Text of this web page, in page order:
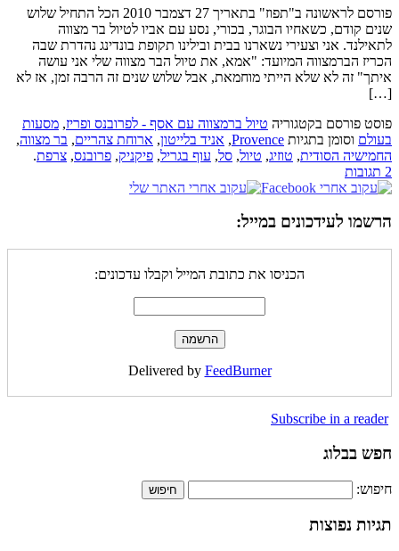
פורסם לראשונה ב"תפוז" בתאריך 27 דצמבר 2010 הכל התחיל שלוש
שנים קודם, כשאחיו הבוגר, בכורי, נסע עם אביו לטיול בר מצווה
לתאילנד. אני וצעירי נשארנו בבית ובילינו תקופת בונדינג נהדרת שבה
הכריז הברמצווה המיועד: "אמא, את טיול הבר מצווה שלי אני עושה
איתך" זה לא שלא הייתי מוחמאת, אבל שלוש שנים זה הרבה זמן, אז לא
[…]
פוסט פורסם בקטגוריהטיול ברמצווה עם אסף - לפרובנס ופריז,מסעות
בעולםוסומן בתגיותProvence
,אניד בלייטון,ארוחת צהריים,בר מצווה,
החמישיה הסודית,טוזיג,טיול,סל,עוף בגריל,פיקניק,פרובנס,צרפת.
הרשמו לעידכונים במייל:
הכניסו את כתובת המייל וקבלו עדכונים:
Delivered byFeedBurner
Subscribe in a reader
חפש בבלוג
חיפוש:
תגיות נפוצות